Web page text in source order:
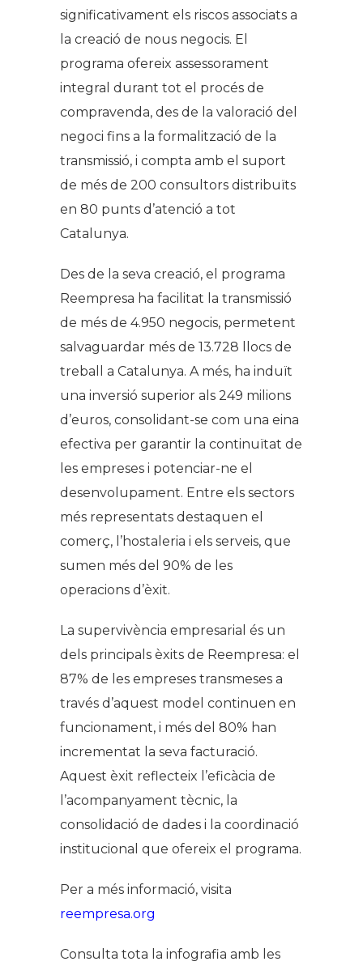
significativament els riscos associats a
la creació de nous negocis. El
programa ofereix assessorament
integral durant tot el procés de
compravenda, des de la valoració del
negoci fins a la formalització de la
transmissió, i compta amb el suport
de més de 200 consultors distribuïts
en 80 punts d’atenció a tot
Catalunya.
Des de la seva creació, el programa
Reempresa ha facilitat la transmissió
de més de 4.950 negocis, permetent
salvaguardar més de 13.728 llocs de
treball a Catalunya. A més, ha induït
una inversió superior als 249 milions
d’euros, consolidant-se com una eina
efectiva per garantir la continuïtat de
les empreses i potenciar-ne el
desenvolupament. Entre els sectors
més representats destaquen el
comerç, l’hostaleria i els serveis, que
sumen més del 90% de les
operacions d’èxit.
La supervivència empresarial és un
dels principals èxits de Reempresa: el
87% de les empreses transmeses a
través d’aquest model continuen en
funcionament, i més del 80% han
incrementat la seva facturació.
Aquest èxit reflecteix l’eficàcia de
l’acompanyament tècnic, la
consolidació de dades i la coordinació
institucional que ofereix el programa.
Per a més informació, visita
reempresa.org
Consulta tota la infografia amb les